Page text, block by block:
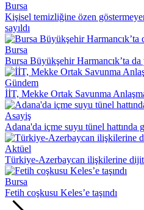
Bursa
Kişisel temizliğine özen
sayıldı
Bursa
Bursa Büyükşehir Harmancık’ta
Gündem
İİT, Mekke Ortak Savunma
Asayiş
Adana'da içme suyu tünel hattında
Aktüel
Türkiye-Azerbaycan ilişkilerine
Bursa
Fetih coşkusu Keles’e taşındı